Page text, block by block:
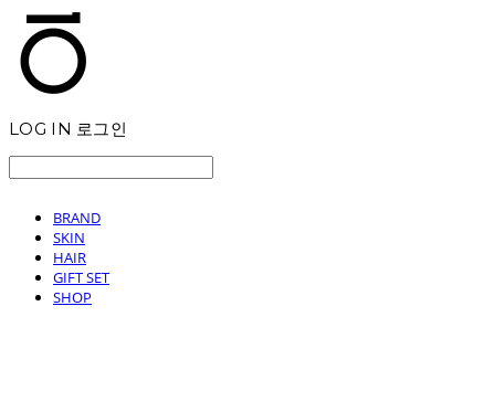
LOG IN 로그인
BRAND
SKIN
HAIR
GIFT SET
SHOP